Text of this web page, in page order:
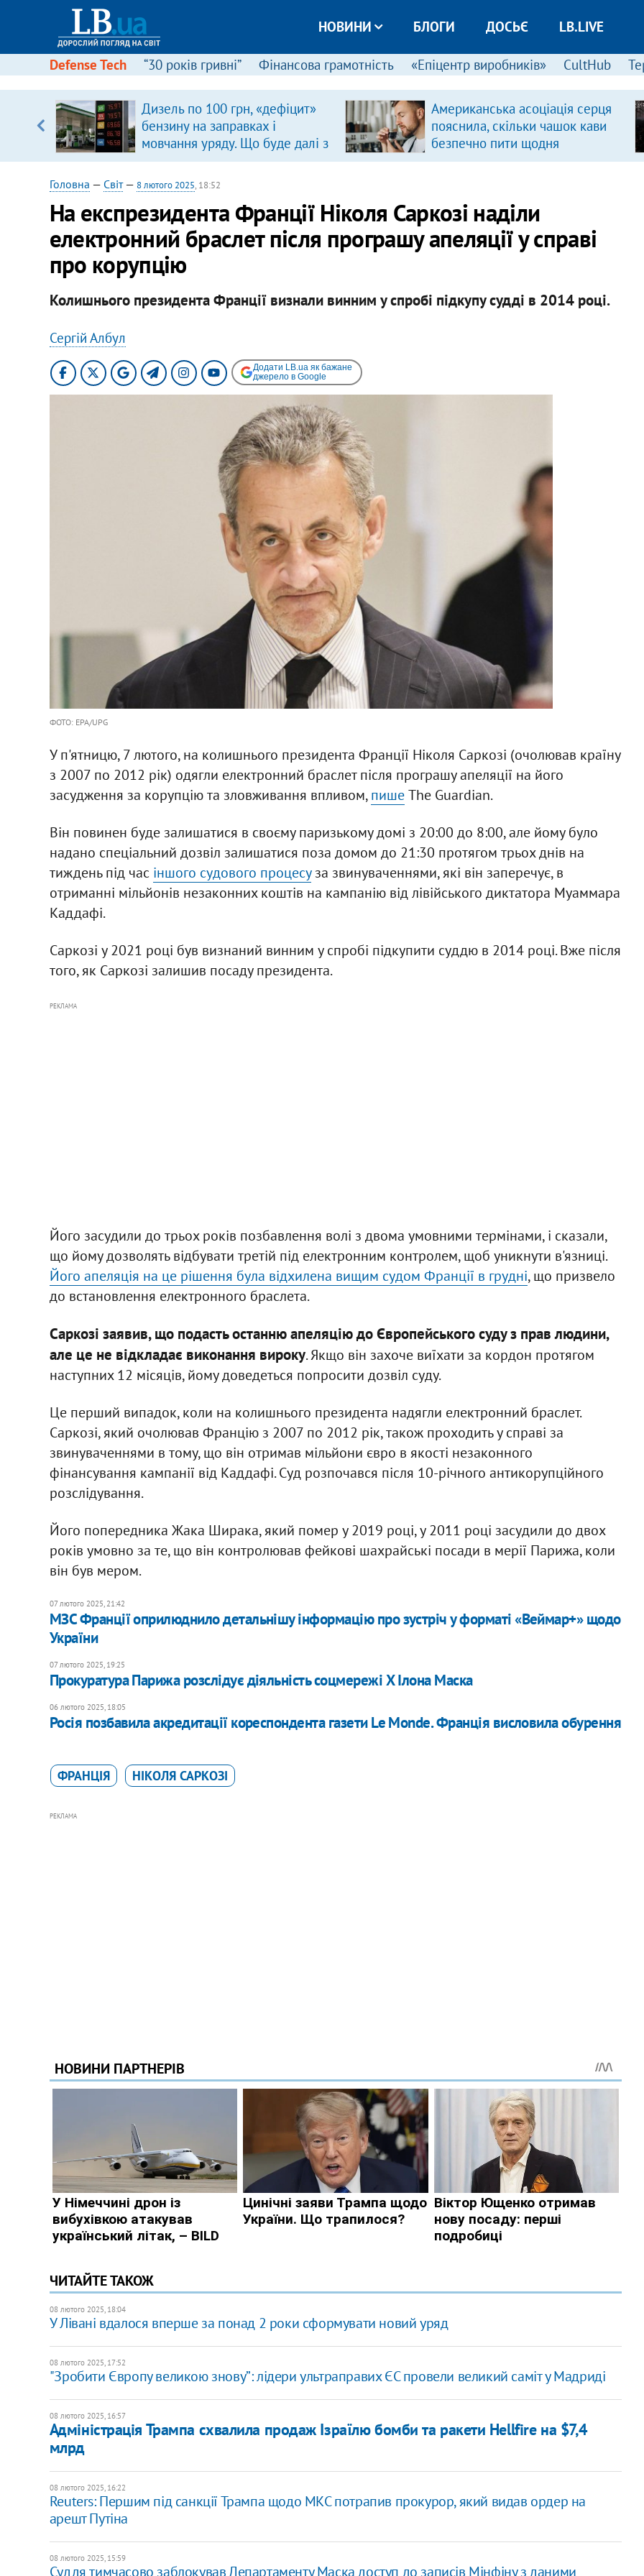
НОВИНИ БЛОГИ ДОСЬЄ LB.LIVE
Defense Tech “30 років гривні” Фінансова грамотність «Епіцентр виробників» CultHub
Дизель по 100 грн, «дефіцит»
бензину на заправках і
мовчання уряду. Що буде далі з
цінами на пальне?
Американська асоціація серця
пояснила, скільки чашок кави
безпечно пити щодня
Головна — Світ— 8 лютого 2025, 18:52
На експрезидента Франції Ніколя Саркозі наділи
електронний браслет після програшу апеляції у справі
про корупцію
Колишнього президента Франції визнали винним у спробі підкупу судді в 2014 році.
Сергій Албул
Додати LB.ua як бажане
джерело в Google
ФОТО: EPA/UPG
У п'ятницю, 7 лютого, на колишнього президента Франції Ніколя Саркозі (очолював країну
з 2007 по 2012 рік) одягли електронний браслет після програшу апеляції на його
засудження за корупцію та зловживання впливом,пишеThe Guardian.
Він повинен буде залишатися в своєму паризькому домі з 20:00 до 8:00, але йому було
надано спеціальний дозвіл залишатися поза домом до 21:30 протягом трьох днів на
тиждень під час іншого судового процесуза звинуваченнями, які він заперечує, в
отриманні мільйонів незаконних коштів на кампанію від лівійського диктатора Муаммара
Каддафі.
Саркозі у 2021 році був визнаний винним у спробі підкупити суддю в 2014 році. Вже після
того, як Саркозі залишив посаду президента.
РЕКЛАМА
Його засудили до трьох років позбавлення волі з двома умовними термінами, і сказали,
що йому дозволять відбувати третій під електронним контролем, щоб уникнути в'язниці.
Його апеляція на це рішення була відхилена вищим судом Франції в грудні, що призвело
до встановлення електронного браслета.
Саркозі заявив, що подасть останню апеляцію до Європейського суду з прав людини,
але це не відкладає виконання вироку. Якщо він захоче виїхати за кордон протягом
наступних 12 місяців, йому доведеться попросити дозвіл суду.
Це перший випадок, коли на колишнього президента надягли електронний браслет.
Саркозі, який очолював Францію з 2007 по 2012 рік, також проходить у справі за
звинуваченнями в тому, що він отримав мільйони євро в якості незаконного
фінансування кампанії від Каддафі. Суд розпочався після 10-річного антикорупційного
розслідування.
Його попередника Жака Ширака, який помер у 2019 році, у 2011 році засудили до двох
років умовно за те, що він контролював фейкові шахрайські посади в мерії Парижа, коли
він був мером.
07 лютого 2025, 21:42
МЗС Франції оприлюднило детальнішу інформацію про зустріч у форматі «Веймар+» щодо
України
07 лютого 2025, 19:25
Прокуратура Парижа розслідує діяльність соцмережі Х Ілона Маска
06 лютого 2025, 18:05
Росія позбавила акредитації кореспондента газети Le Monde. Франція висловила обурення
ФРАНЦІЯ НІКОЛЯ САРКОЗІ
РЕКЛАМА
ЧИТАЙТЕ ТАКОЖ
08 лютого 2025, 18:04
У Лівані вдалося вперше за понад 2 роки сформувати новий уряд
08 лютого 2025, 17:52
"Зробити Європу великою знову”: лідери ультраправих ЄС провели великий саміт у Мадриді
08 лютого 2025, 16:57
Адміністрація Трампа схвалила продаж Ізраїлю бомби та ракети Hellfire на $7,4
млрд
08 лютого 2025, 16:22
Reuters: Першим під санкції Трампа щодо МКС потрапив прокурор, який видав ордер на
арешт Путіна
08 лютого 2025, 15:59
Суддя тимчасово заблокував Департаменту Маска доступ до записів Мінфіну з даними